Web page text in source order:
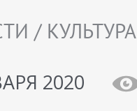
/ КУЛЬТУРА
2020